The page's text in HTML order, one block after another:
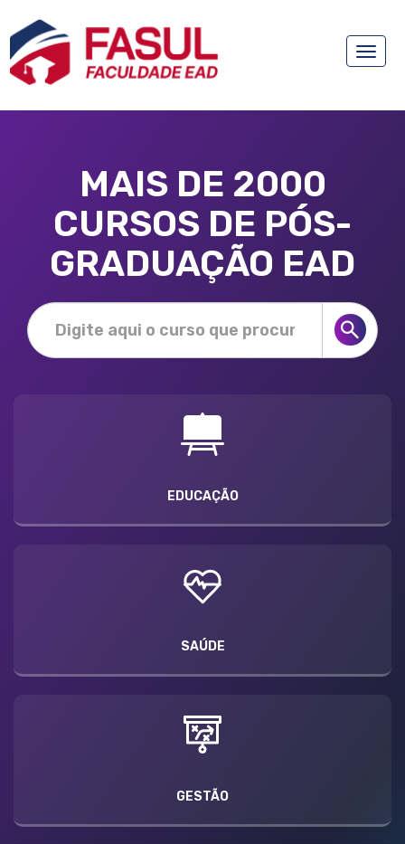
Toggle
MAIS DE 2000
CURSOS DE PÓS-
GRADUAÇÃO EAD
EDUCAÇÃO
SAÚDE
GESTÃO